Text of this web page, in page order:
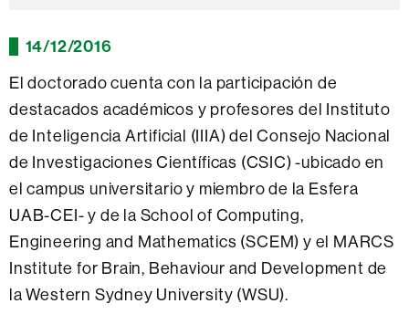
14/12/2016
El doctorado cuenta con la participación de
destacados académicos y profesores del Instituto
de Inteligencia Artificial (IIIA) del Consejo Nacional
de Investigaciones Científicas (CSIC) -ubicado en
el campus universitario y miembro de la Esfera
UAB-CEI- y de la School of Computing,
Engineering and Mathematics (SCEM) y el MARCS
Institute for Brain, Behaviour and Development de
la Western Sydney University (WSU).